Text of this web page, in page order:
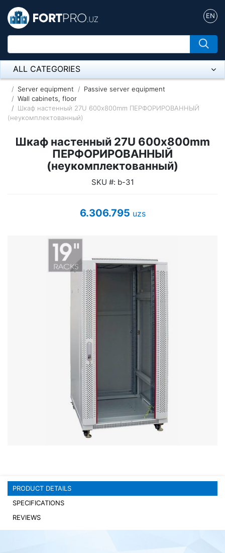
EN
ALL CATEGORIES
Микрофон
Напольные розетки
Спикерфон
Stereo systems
Server equipment
UPS Uninterruptible Power Supply
Mouses and keybords
Server equipment
Passive server equipment
Wall cabinets, floor
Шкаф настенный 27U 600х800mm ПЕРФОРИРОВАННЫЙ
(неукомплектованный)
Шкаф настенный 27U 600х800mm
ПЕРФОРИРОВАННЫЙ
(неукомплектованный)
SKU #: b-31
6.306.795 uzs
PRODUCT DETAILS
SPECIFICATIONS
REVIEWS